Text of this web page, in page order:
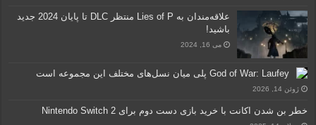
علاقه‌مندان به Lies of P منتظر DLC تا پایان 2024 جدید
باشید!
می 16, 2024
God of War: Laufey پلی میان نسل‌های مختلف این مجموعه است
ژوئن 14, 2026
خطر بن شدن اکانت با خرید بازی دست دوم برای Nintendo Switch 2